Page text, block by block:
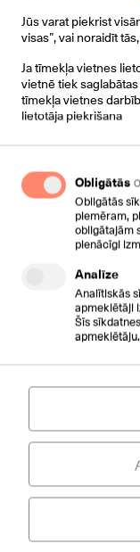
Iespējas:
Jauns dizains
3.7" 360x160
Līdz 12 VoIP
Divu krāsu
HD balss
Austiņu
2x RJ45
USB ports
Sarunu
WiFi
Pieslēguma
Iespēja
220 V
Jūs varat piekrist
visas”, vai noraidīt
Ja tīmekļa vietnes
vietnē tiek
tīmekļa vietnes
lietotāja piekrišana
Obligātās
Obligātās
piemēram,
obligātajām
pienācīgi
Analīze
Analītiskās
apmeklētāji
Šīs
apmeklētāju.